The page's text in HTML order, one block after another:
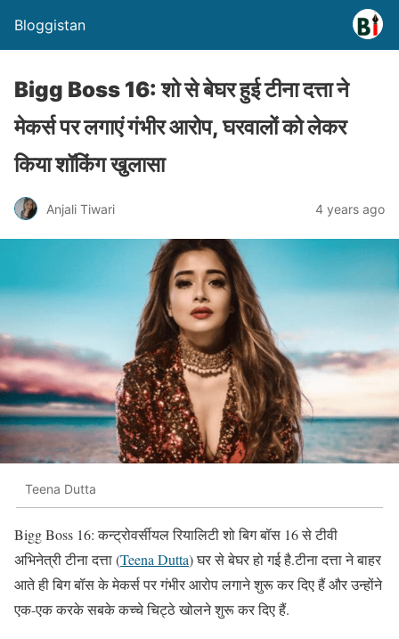
Bloggistan
Bigg Boss 16: शो‌ से बेघर हुई टीना दत्ता ने
मेकर्स पर लगाएं गंभीर आरोप, घरवालों को लेकर
किया शॉकिंग खुलासा
Anjali Tiwari 4 years ago
Teena Dutta
Bigg Boss 16: कन्ट्रोवर्सीयल रियालिटी शो बिग बॉस 16 से टीवी
अभिनेत्री टीना दत्ता (Teena Dutta) घर से बेघर हो गई है.टीना दत्ता ने बाहर
आते ही बिग बॉस के मेकर्स पर गंभीर आरोप लगाने शुरू कर दिए हैं और उन्होंने
एक-एक करके सबके कच्चे चिट्ठे खोलने शुरू कर दिए हैं.